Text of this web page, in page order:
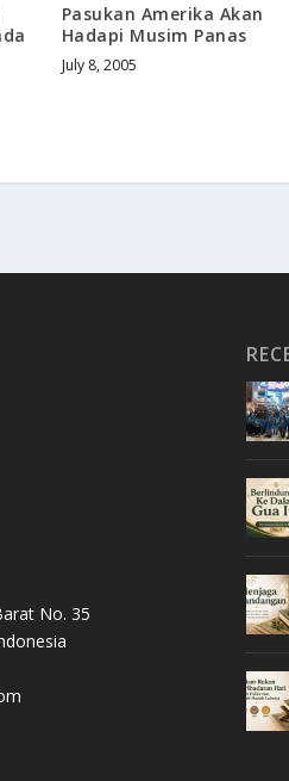
Pasukan Amerika Akan
Hadapi Musim Panas
July 8, 2005
No. 35